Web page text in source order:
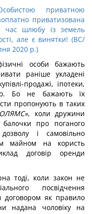
приватною
приватизована
час шлюбу із земель
але є винятки! (ВС/
2020 р.)
особи бажають
раніше укладені
продажі, іпотеки,
Бо не бажають їх
пропонують в таких
, коли дружини
про поганого
і самовільно
майном на користь
договір оренди
тоді, коли закон не
посвідчення
договором як правило
надана чоловіку на